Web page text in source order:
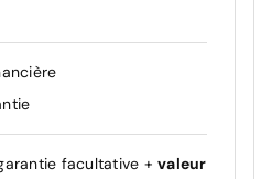
facultative + valeur